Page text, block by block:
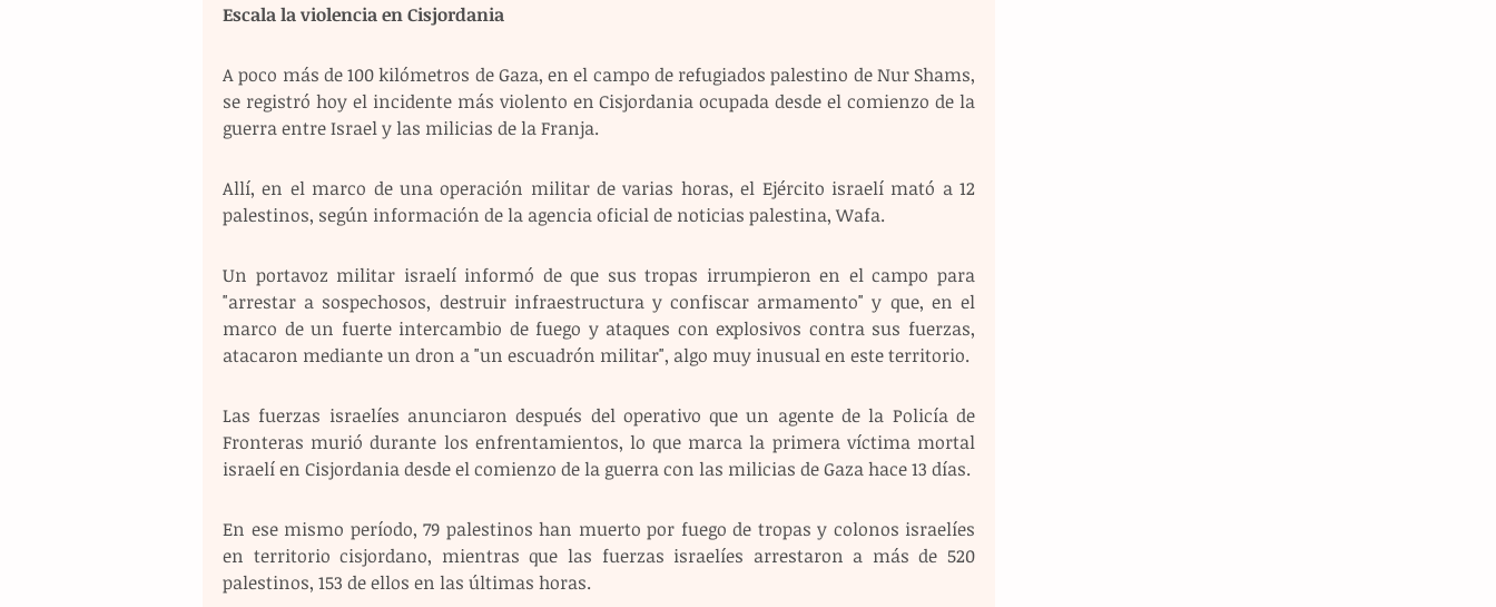
Escala la violencia en Cisjordania
A poco más de 100 kilómetros de Gaza, en el campo de refugiados palestino de Nur Shams,
se registró hoy el incidente más violento en Cisjordania ocupada desde el comienzo de la
guerra entre Israel y las milicias de la Franja.
Allí, en el marco de una operación militar de varias horas, el Ejército israelí mató a 12
palestinos, según información de la agencia oficial de noticias palestina, Wafa.
Un portavoz militar israelí informó de que sus tropas irrumpieron en el campo para
"arrestar a sospechosos, destruir infraestructura y confiscar armamento" y que, en el
marco de un fuerte intercambio de fuego y ataques con explosivos contra sus fuerzas,
atacaron mediante un dron a "un escuadrón militar", algo muy inusual en este territorio.
Las fuerzas israelíes anunciaron después del operativo que un agente de la Policía de
Fronteras murió durante los enfrentamientos, lo que marca la primera víctima mortal
israelí en Cisjordania desde el comienzo de la guerra con las milicias de Gaza hace 13 días.
En ese mismo período, 79 palestinos han muerto por fuego de tropas y colonos israelíes
en territorio cisjordano, mientras que las fuerzas israelíes arrestaron a más de 520
palestinos, 153 de ellos en las últimas horas.